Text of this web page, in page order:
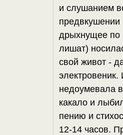
и слушанием
дрыхнущее по
лишат)
свой живот -
недоумевала
какало и
пению и
12-14 часов.